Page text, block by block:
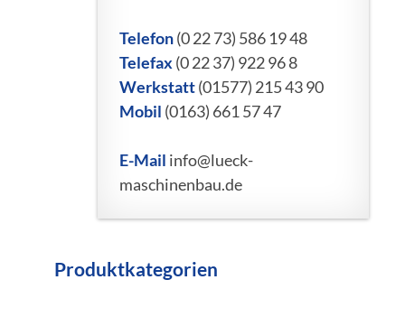
Telefon(0 22 73) 586 19 48
Telefax(0 22 37) 922 96 8
Werkstatt(01577) 215 43 90
Mobil (0163) 661 57 47
E-Mail info@lueck-
maschinenbau.de
Produktkategorien